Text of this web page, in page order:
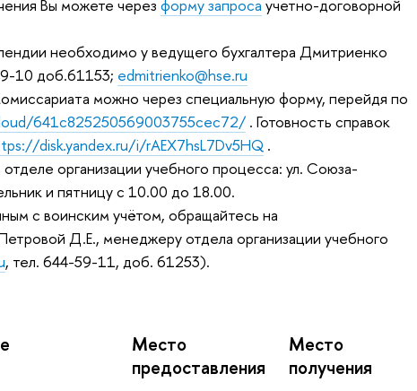
Вы можете черезформу запроса учетно-договорной
необходимо у ведущего бухгалтера Дмитриенко
10 доб.61153; edmitrienko@hse.ru
можно через специальную форму, перейдя по
641c825250569003755cec72/. Готовность справок
disk.yandex.ru/i/rAEX7hsL7Dv5HQ .
организации учебного процесса: ул. Союза-
и пятницу с 10.00 до 18.00.
с воинским учётом, обращайтесь на
Д.Е., менеджеру отдела организации учебного
, тел. 644-59-11, доб. 61253).
Место
предоставления
Место
получения